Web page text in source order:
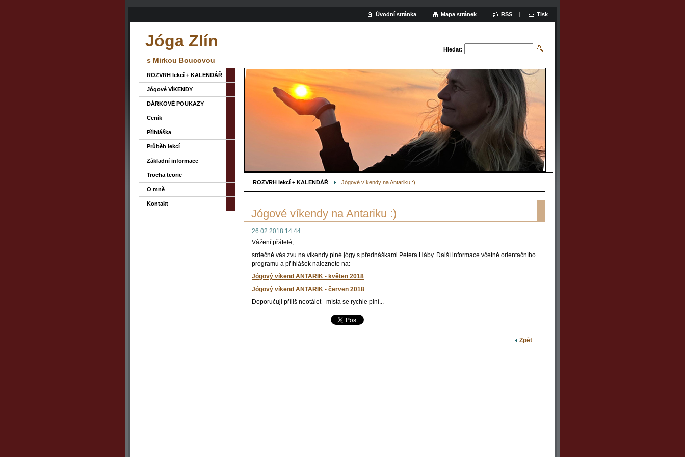
Jóga Zlín
s Mirkou Boucovou
Hledat:
ROZVRH lekcí + KALENDÁŘ Jógové víkendy na Antariku :)
Jógové víkendy na Antariku :)
26.02.2018 14:44
Vážení přátelé,
srdečně vás zvu na víkendy plné jógy s přednáškami Petera Háby. Další informace včetně orientačního
programu a příhlášek naleznete na:
Jógový víkend ANTARIK - květen 2018
Jógový víkend ANTARIK - červen 2018
Doporučuji příliš neotálet - místa se rychle plní...
Zpět
ROZVRH lekcí + KALENDÁŘ
Jógové VÍKENDY
DÁRKOVÉ POUKAZY
Ceník
Přihláška
Průběh lekcí
Základní informace
Trocha teorie
O mně
Kontakt
Úvodní stránka Mapa stránek RSS Tisk